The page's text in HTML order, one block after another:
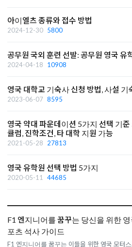
아이엘츠 종류와 접수 방법
2024-12-30 5800
공무원 국외 훈련 선발: 공무원 영국 유
2024-04-18 10908
영국 대학교 기숙사 신청 방법, 사설 기
2023-06-07 8595
영국 약대 파운데이션 5가지 선택 기준
큘럼, 진학조건, 타 대학 지원 가능
2021-05-28 27813
영국 유학원 선택 방법 5가지
2020-05-11 44685
F1 엔지니어를 꿈꾸는 당신을 위한
포츠 석사 가이드
F1 엔지니어를 꿈꾸는 이들을 위한 영국 모터